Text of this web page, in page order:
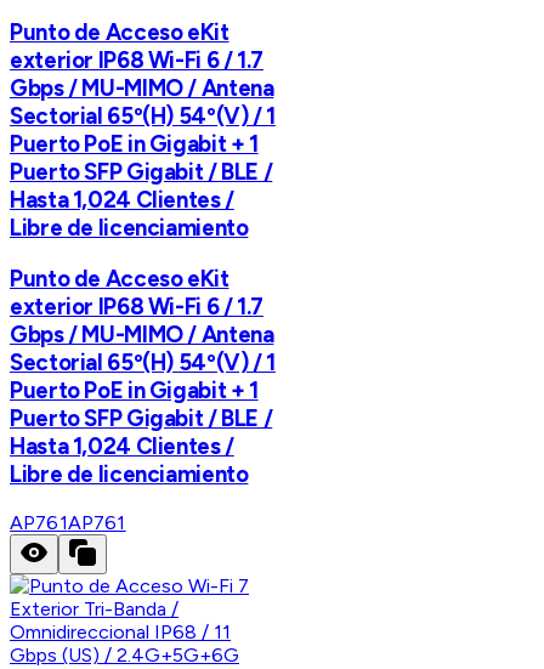
Punto de Acceso eKit
exterior IP68 Wi-Fi 6 / 1.7
Gbps / MU-MIMO / Antena
Sectorial 65º(H) 54º(V) / 1
Puerto PoE in Gigabit + 1
Puerto SFP Gigabit / BLE /
Hasta 1,024 Clientes /
Libre de licenciamiento
Punto de Acceso eKit
exterior IP68 Wi-Fi 6 / 1.7
Gbps / MU-MIMO / Antena
Sectorial 65º(H) 54º(V) / 1
Puerto PoE in Gigabit + 1
Puerto SFP Gigabit / BLE /
Hasta 1,024 Clientes /
Libre de licenciamiento
AP761AP761